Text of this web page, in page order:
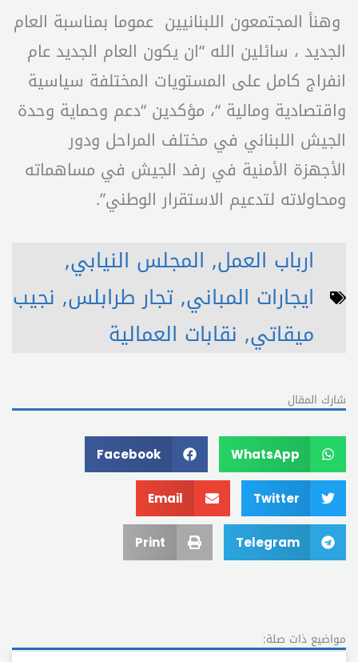
وهنأ المجتمعون اللبنانيين عموما بمناسبة العام
الجديد ، سائلين الله “ان يكون العام الجديد عام
انفراج كامل على المستويات المختلفة سياسية
واقتصادية ومالية “، مؤكدين “دعم وحماية وحدة
الجيش اللبناني في مختلف المراحل ودور
الأجهزة الأمنية في رفد الجيش في مساهماته
ومحاولاته لتدعيم الاستقرار الوطني”.
ارباب العمل, المجلس النيابي,
ايجارات المباني, تجار طرابلس, نجيب
ميقاتي, نقابات العمالية
شارك المقال
WhatsApp
Facebook
Twitter
Email
Telegram
Print
مواضيع ذات صلة: